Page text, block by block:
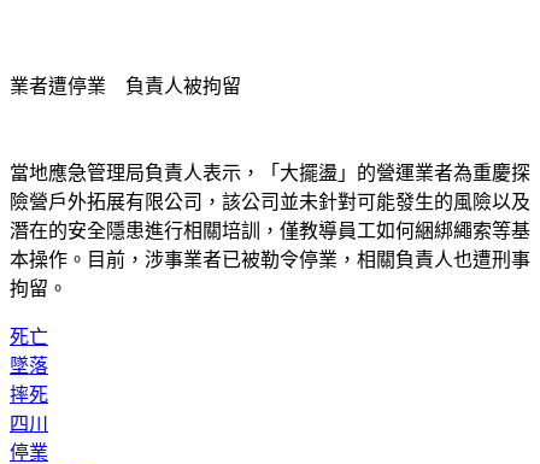
當地應急管理局負責人表示，「大擺盪」的營運業者為重慶探
險營戶外拓展有限公司，該公司並未針對可能發生的風險以及
潛在的安全隱患進行相關培訓，僅教導員工如何綑綁繩索等基
本操作。目前，涉事業者已被勒令停業，相關負責人也遭刑事
死亡
墜落
摔死
四川